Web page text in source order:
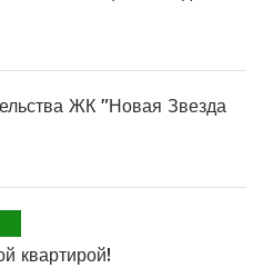
ЖК "Новая Звезда
квартирой!